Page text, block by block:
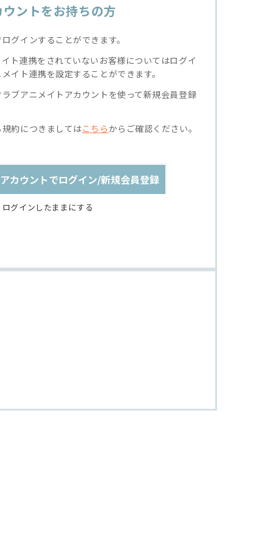
ントをお持ちの方
グインすることができます。
ト連携をされていないお客様についてはログイ
イト連携を設定することができます。
ブアニメイトアカウントを使って新規会員登録
約につきましてはこちらからご確認ください。
カウントでログイン/新規会員登録
ログインしたままにする